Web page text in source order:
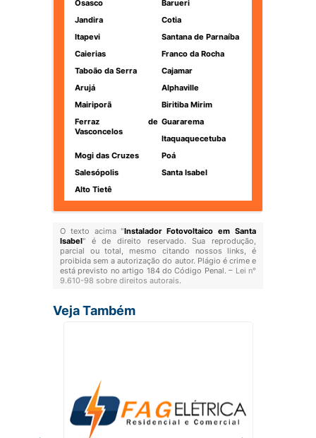
Osasco
Barueri
Jandira
Cotia
Itapevi
Santana de Parnaíba
Caierias
Franco da Rocha
Taboão da Serra
Cajamar
Arujá
Alphaville
Mairiporã
Biritiba Mirim
Ferraz de
Vasconcelos
Guararema
Itaquaquecetuba
Mogi das Cruzes
Poá
Salesópolis
Santa Isabel
Alto Tietê
O texto acima "Instalador Fotovoltaico em Santa
Isabel" é de direito reservado. Sua reprodução,
parcial ou total, mesmo citando nossos links, é
proibida sem a autorização do autor. Plágio é crime e
está previsto no artigo 184 do Código Penal. – Lei n°
9.610-98 sobre direitos autorais.
Veja Também